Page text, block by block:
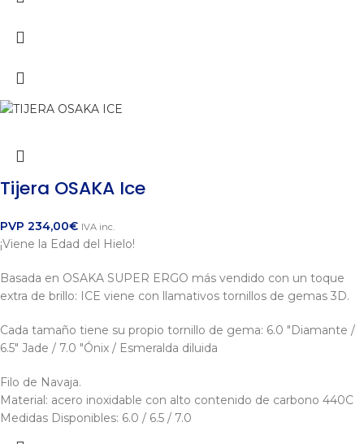
Tijera OSAKA Ice
PVP 234,00€ IVA inc.
¡Viene la Edad del Hielo!
Basada en OSAKA SUPER ERGO más vendido con un toque
extra de brillo: ICE viene con llamativos tornillos de gemas 3D.
Cada tamaño tiene su propio tornillo de gema: 6.0 "Diamante /
6.5" Jade / 7.0 "Ónix / Esmeralda diluida
Filo de Navaja.
Material: acero inoxidable con alto contenido de carbono 440C
Medidas Disponibles: 6.0 / 6.5 / 7.0